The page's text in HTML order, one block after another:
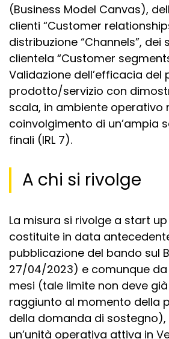
(Business Model Canvas),
clienti “Customer
distribuzione “Channels”, dei
clientela “Customer
Validazione dell’efficacia del
prodotto/servizio con
scala, in ambiente operativo
coinvolgimento di un’ampia
finali (IRL 7).
A chi si rivolge
La misura si rivolge a start
costituite in data
pubblicazione del bando sul
27/04/2023) e comunque da
mesi (tale limite non deve
raggiunto al momento della
della domanda di
un’unità operativa attiva in